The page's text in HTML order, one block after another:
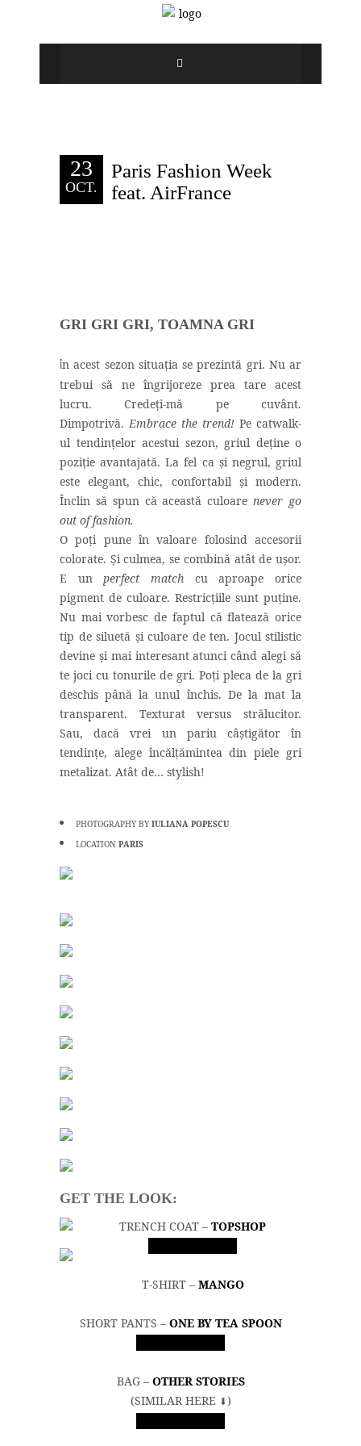
23
OCT.
Paris Fashion Week
feat. AirFrance
GRI GRI GRI, TOAMNA GRI
n acest sezon situația se prezintă gri. Nu ar
trebui să ne îngrijoreze prea tare acest
lucru. Credeți-mă pe cuvânt.
Dimpotrivă.Embrace the trend! Pe catwalk-
ul tendințelor acestui sezon, griul deține o
poziție avantajată. La fel ca și negrul, griul
este elegant, chic, confortabil și modern.
Înclin să spun că această culoarenever go
out of fashion.
O poți pune în valoare folosind accesorii
colorate. Și culmea, se combină atât de ușor.
E unperfect match cu aproape orice
pigment de culoare. Restricțiile sunt puține.
Nu mai vorbesc de faptul că flatează orice
tip de siluetă și culoare de ten. Jocul stilistic
devine și mai interesant atunci când alegi să
te joci cu tonurile de gri. Poți pleca de la gri
deschis până la unul închis. De la mat la
transparent. Texturat versus strălucitor.
Sau, dacă vrei un pariu câștigător în
tendințe, alege încălțămintea din piele gri
metalizat. Atât de… stylish!
PHOTOGRAPHY BY IULIANA POPESCU
LOCATION PARIS
GET THE LOOK:
TRENCH COAT – TOPSHOP
T-SHIRT – MANGO
SHORT PANTS – ONE BY TEA SPOON
BAG – OTHER STORIES
(SIMILAR HERE ⬇︎)